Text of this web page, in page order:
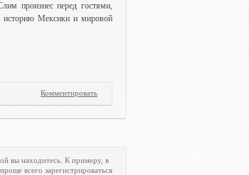
произнес перед гостями,
историю Мексики и мировой
Комментировать
вы находитесь. К примеру, в
всего зарегистрироваться